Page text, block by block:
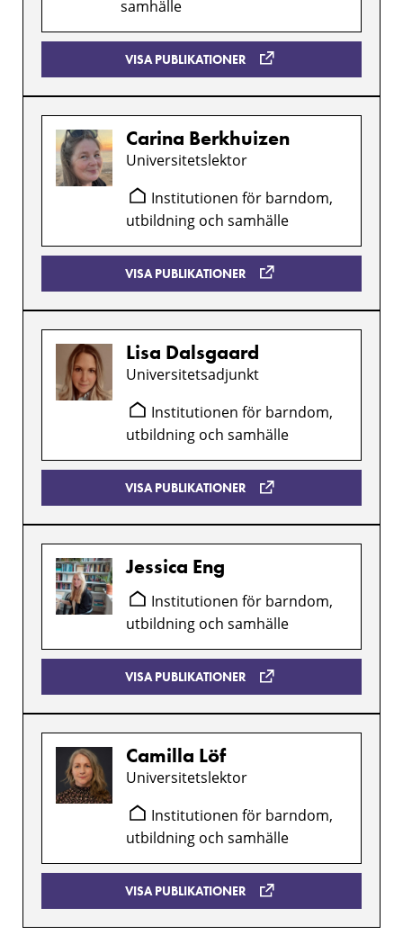
samhälle
VISA PUBLIKATIONER
Carina Berkhuizen
Universitetslektor
Institutionen för barndom,
utbildning och samhälle
VISA PUBLIKATIONER
Lisa Dalsgaard
Universitetsadjunkt
Institutionen för barndom,
utbildning och samhälle
VISA PUBLIKATIONER
Jessica Eng
Institutionen för barndom,
utbildning och samhälle
VISA PUBLIKATIONER
Camilla Löf
Universitetslektor
Institutionen för barndom,
utbildning och samhälle
VISA PUBLIKATIONER